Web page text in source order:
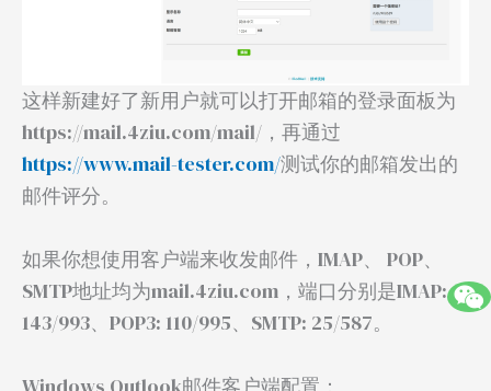
这样新建好了新用户就可以打开邮箱的登录面板为
https://mail.4ziu.com/mail/，再通过
https://www.mail-tester.com/测试你的邮箱发出的
邮件评分。
如果你想使用客户端来收发邮件，IMAP、 POP、
SMTP地址均为mail.4ziu.com，端口分别是IMAP:
143/993、POP3: 110/995、SMTP: 25/587。